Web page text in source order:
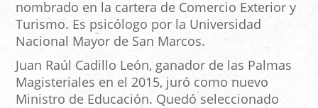
nombrado en la cartera de Comercio Exterior y
Turismo. Es psicólogo por la Universidad
Nacional Mayor de San Marcos.
Juan Raúl Cadillo León, ganador de las Palmas
Magisteriales en el 2015, juró como nuevo
Ministro de Educación. Quedó seleccionado